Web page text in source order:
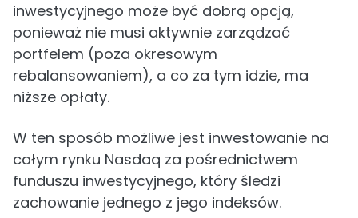
inwestycyjnego może być dobrą opcją,
ponieważ nie musi aktywnie zarządzać
portfelem (poza okresowym
rebalansowaniem), a co za tym idzie, ma
niższe opłaty.
W ten sposób możliwe jest inwestowanie na
całym rynku Nasdaq za pośrednictwem
funduszu inwestycyjnego, który śledzi
zachowanie jednego z jego indeksów.